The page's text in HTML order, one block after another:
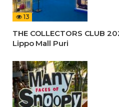
13
THE COLLECTORS CLUB
Lippo Mall Puri